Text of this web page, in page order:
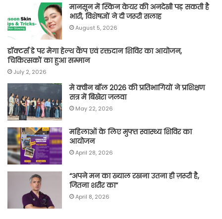
मानसून में स्किन केयर की अनदेखी पड़ सकती है
भारी, विशेषज्ञों ने दी जरूरी सलाह
August 5, 2026
डॉक्टर्स डे पर मेगा हेल्थ कैंप एवं रक्तदान शिविर का आयोजन,
चिकित्सकों का हुआ सम्मान
July 2, 2026
मे क्वीन बॉल 2026 की प्रतिभागियों ने प्रशिक्षण
सत्र में बिखेरा जलवा
May 22, 2026
महिलाओं के लिए मुफ्त स्वास्थ्य शिविर का
आयोजन
April 28, 2026
“अपने मन का ख्याल रखना उतना ही ज़रूरी है,
जितना शरीर का”
April 8, 2026